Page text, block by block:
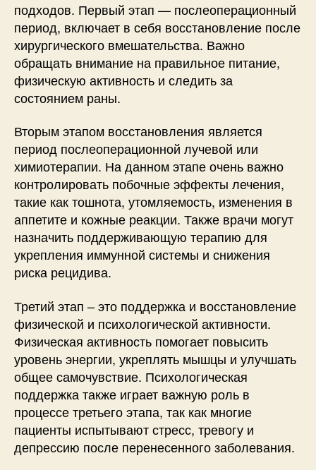
подходов. Первый этап — послеоперационный
период, включает в себя восстановление после
хирургического вмешательства. Важно
обращать внимание на правильное питание,
физическую активность и следить за
состоянием раны.
Вторым этапом восстановления является
период послеоперационной лучевой или
химиотерапии. На данном этапе очень важно
контролировать побочные эффекты лечения,
такие как тошнота, утомляемость, изменения в
аппетите и кожные реакции. Также врачи могут
назначить поддерживающую терапию для
укрепления иммунной системы и снижения
риска рецидива.
Третий этап – это поддержка и восстановление
физической и психологической активности.
Физическая активность помогает повысить
уровень энергии, укреплять мышцы и улучшать
общее самочувствие. Психологическая
поддержка также играет важную роль в
процессе третьего этапа, так как многие
пациенты испытывают стресс, тревогу и
депрессию после перенесенного заболевания.